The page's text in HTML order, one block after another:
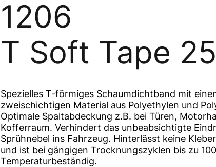
1206
T Soft Tape
Spezielles T-förmiges Schaumdichtband mit
zweischichtigen Material aus Polyethylen und
Optimale Spaltabdeckung z.B. bei Türen,
Kofferraum. Verhindert das unbeabsichtigte
Sprühnebel ins Fahrzeug. Hinterlässt keine
und ist bei gängigen Trocknungszyklen bis zu
Temperaturbeständig.